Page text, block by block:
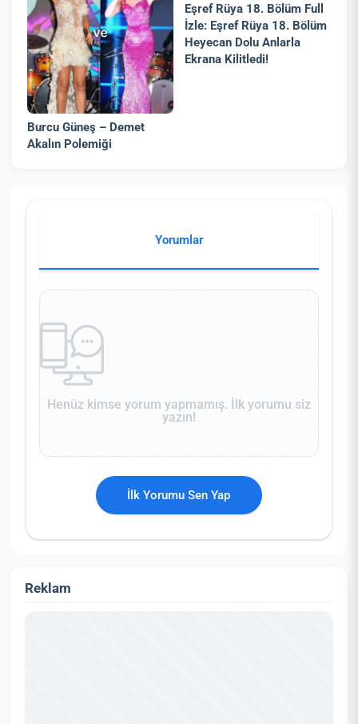
Burcu Güneş – Demet
Akalın Polemiği
Eşref Rüya 18. Bölüm Full
İzle: Eşref Rüya 18. Bölüm
Heyecan Dolu Anlarla
Ekrana Kilitledi!
Yorumlar
Henüz kimse yorum yapmamış. İlk yorumu siz
yazın!
İlk Yorumu Sen Yap
Reklam